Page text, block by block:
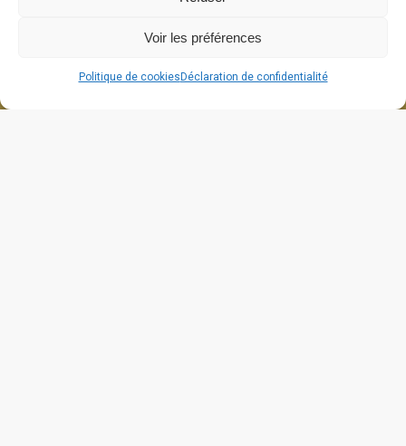
Voir les préférences
Politique de cookies Déclaration de confidentialité